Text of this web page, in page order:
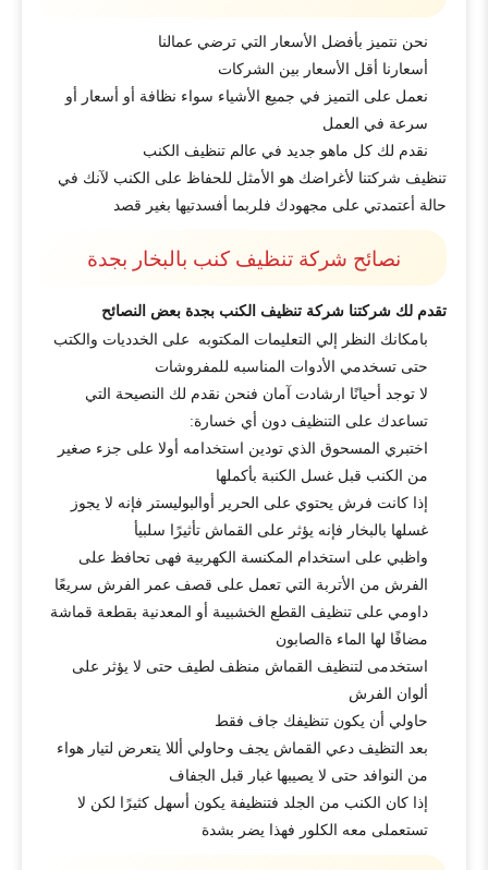
نحن نتميز بأفضل الأسعار التي ترضي عمالنا
أسعارنا أقل الأسعار بين الشركات
نعمل على التميز في جميع الأشياء سواء نظافة أو أسعار أو
سرعة في العمل
نقدم لك كل ماهو جديد في عالم تنظيف الكنب
تنظيف شركتنا لأغراضك هو الأمثل للحفاظ على الكنب لآنك في
حالة أعتمدتي على مجهودك فلربما أفسدتيها بغير قصد
نصائح شركة تنظيف كنب بالبخار بجدة
تقدم لك شركتنا شركة تنظيف الكنب بجدة بعض النصائح
بامكانك النظر إلي التعليمات المكتوبه على الخدديات والكتب
حتى تسخدمي الأدوات المناسبه للمفروشات
لا توجد أحيانًا ارشادت آمان فنحن نقدم لك النصيحة التي
تساعدك على التنظيف دون أي خسارة:
اختبري المسحوق الذي تودين استخدامه أولا على جزء صغير
من الكنب قبل غسل الكنبة بأكملها
إذا كانت فرش يحتوي على الحرير أوالبوليستر فإنه لا يجوز
غسلها بالبخار فإنه يؤثر على القماش تأثيرًا سلبيأ
واظبي على استخدام المكنسة الكهربية فهى تحافظ على
الفرش من الأتربة التي تعمل على قصف عمر الفرش سريعًا
داومي على تنظيف القطع الخشبيىة أو المعدنية بقطعة قماشة
مضافًا لها الماء ةالصابون
استخدمى لتنظيف القماش منظف لطيف حتى لا يؤثر على
ألوان الفرش
حاولي أن يكون تنظيفك جاف فقط
بعد التظيف دعي القماش يجف وحاولي أللا يتعرض لتيار هواء
من النوافد حتى لا يصيبها غبار قبل الجفاف
إذا كان الكنب من الجلد فتنظيفة يكون أسهل كثيرًا لكن لا
تستعملى معه الكلور فهذا يضر بشدة